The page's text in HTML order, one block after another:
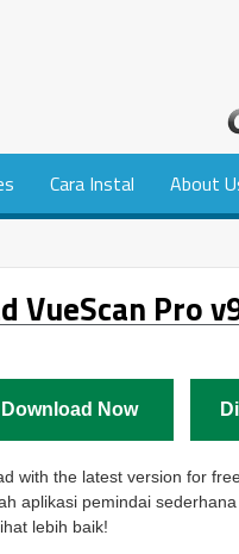
Cara Instal About
VueScan Pro
Download Now
with the latest version for
aplikasi pemindai
lebih baik!